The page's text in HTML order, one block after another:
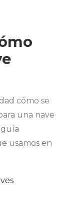
cómo se
una nave
usamos en